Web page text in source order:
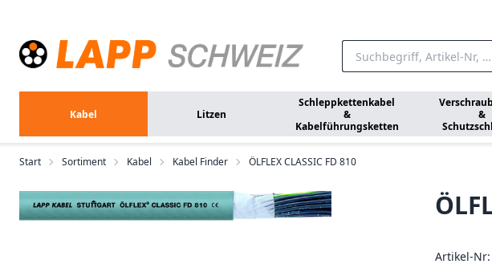
Kabel Litzen
Schleppkettenkabel
&
Kabelführungsketten
&
Start Sortiment Kabel Kabel Finder ÖLFLEX CLASSIC FD 810
Artikel-Nr: